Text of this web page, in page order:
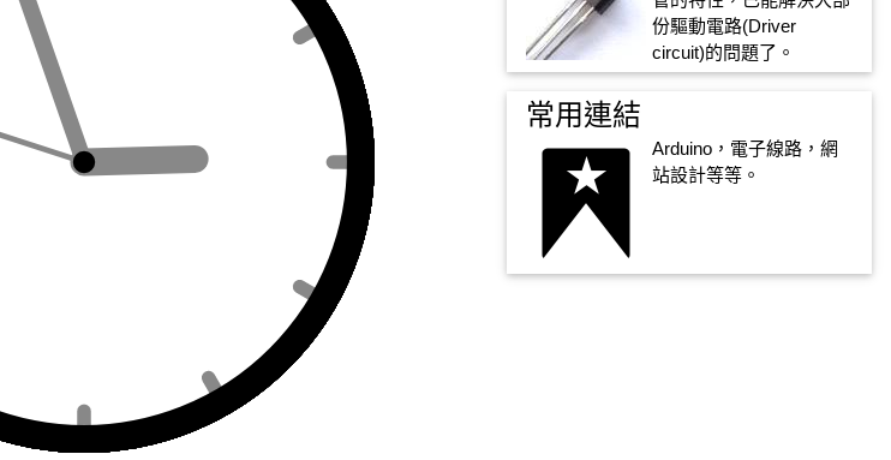
份驅動電路(Driver
circuit)的問題了。
常用連結
Arduino，電子線路，網
站設計等等。